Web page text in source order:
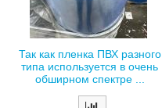
Так как пленка ПВХ разного
типа используется в очень
обширном спектре ...